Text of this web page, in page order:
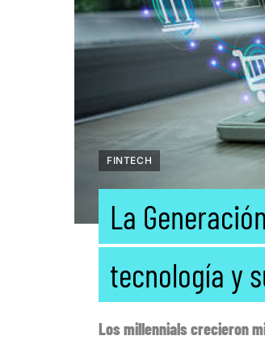
FINTECH
La
tecnología y
Los millennials crecieron